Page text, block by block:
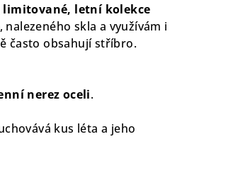
limitované, letní kolekce
skla a využívám i
často obsahují stříbro.
nerez oceli.
kus léta a jeho